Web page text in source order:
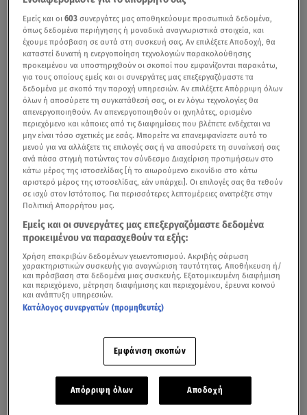
Ανάσα δροσιάς αναζητούν σήμερα, Κυριακή, οι κάτοικοι
τηςΑττικήςπου έχουν παραμείνει για το
κάποια από τις πολλέςπαραλίεςστο λεκανοπέδιο.
Ωστόσο η… έξοδος στις παραλίες αποδεικνύεται
εξαιρετικά κοστοβόρα,με τις τιμές για την είσοδο στις
Εμείς και οι603 συνεργάτες μας αποθηκεύουμε προσωπικά δεδομένα,
όπως δεδομένα περιήγησης ή μοναδικά αναγνωριστικά στοιχεία, και
έχουμε πρόσβαση σε αυτά στη συσκευή σας. Αν επιλέξετε Αποδοχή, θα
καταστεί δυνατή η ενεργοποίηση τεχνολογιών παρακολούθησης
προκειμένου να υποστηριχθούν οι σκοποί που εμφανίζονται παρακάτω,
για τους οποίους εμείς και οι συνεργάτες μας επεξεργαζόμαστε τα
δεδομένα με σκοπό την παροχή υπηρεσιών. Αν επιλέξετε Απόρριψη όλων
όλων ή αποσύρετε τη συγκατάθεσή σας, οι εν λόγω τεχνολογίες θα
απενεργοποιηθούν. Αν απενεργοποιηθούν οι ιχνηλάτες, ορισμένο
περιεχόμενο και κάποιες από τις διαφημίσεις που βλέπετε ενδέχεται να
μην είναι τόσο σχετικές με εσάς. Μπορείτε να επανεμφανίσετε αυτό το
μενού για να αλλάξετε τις επιλογές σας ή να αποσύρετε τη συναίνεσή σας
ανά πάσα στιγμή πατώντας τον σύνδεσμο Διαχείριση προτιμήσεων στο
κάτω μέρος της ιστοσελίδας [ή το αιωρούμενο εικονίδιο στο κάτω
αριστερό μέρος της ιστοσελίδας, εάν υπάρχει]. Οι επιλογές σας θα τεθούν
σε ισχύ στον Ιστότοπος. Για περισσότερες λεπτομέρειες ανατρέξτε στην
Πολιτική Απορρήτου μας.
Εμείς και οι συνεργάτες μας επεξεργαζόμαστε δεδομένα
προκειμένου να παρασχεθούν τα εξής:
Χρήση επακριβών δεδομένων γεωεντοπισμού. Ακριβής σάρωση
χαρακτηριστικών συσκευής για αναγνώριση ταυτότητας. Αποθήκευση ή/
και πρόσβαση στα δεδομένα μιας συσκευής. Εξατομικευμένη διαφήμιση
και περιεχόμενο, μέτρηση διαφήμισης και περιεχομένου, έρευνα κοινού
και ανάπτυξη υπηρεσιών.
Κατάλογος συνεργατών (προμηθευτές)
Εμφάνιση σκοπών
Απόρριψη όλων Αποδοχή